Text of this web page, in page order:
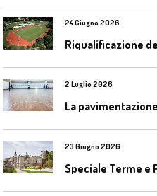
24 Giugno 2026
2 Luglio 2026
23 Giugno 2026
Speciale Terme e